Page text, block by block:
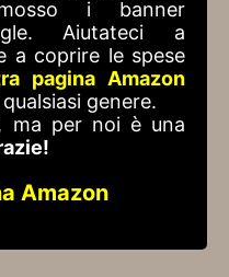
i banner
Aiutateci a
a coprire le spese
pagina Amazon
genere.
, ma per noi è una
Amazon